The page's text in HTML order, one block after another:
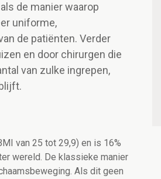
de manier waarop
uniforme,
de patiënten. Verder
en door chirurgen die
van zulke ingrepen,
van 25 tot 29,9) en is 16%
wereld. De klassieke manier
Als dit geen